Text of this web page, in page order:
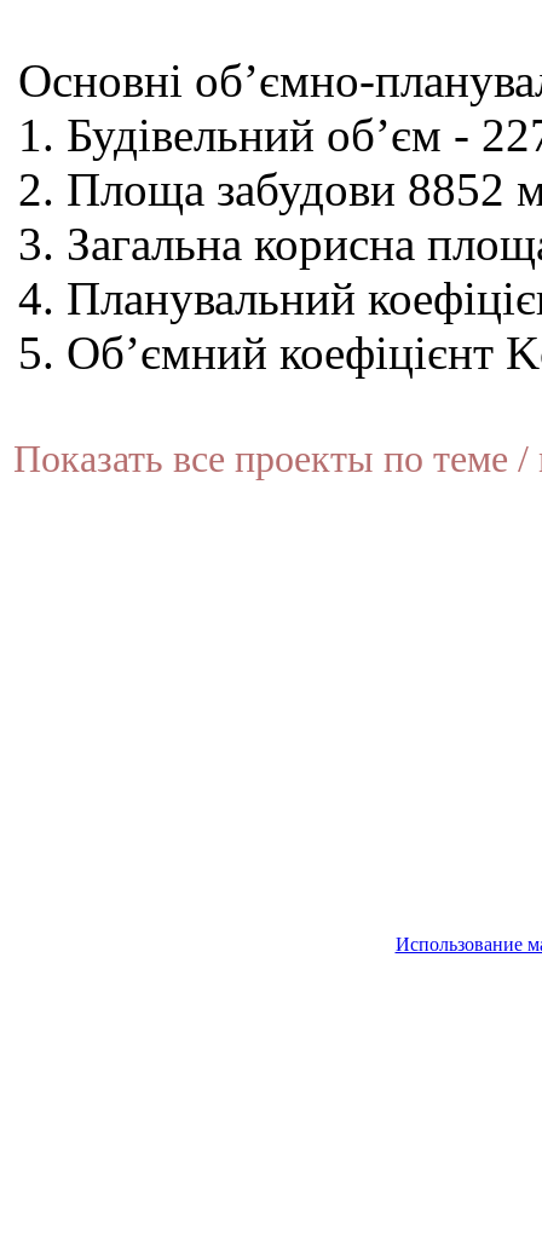
Основні об’ємно-
1. Будівельний об’єм -
2. Площа забудови 8852
3. Загальна корисна
4. Планувальний
5. Об’ємний коефіцієнт
Показать все проекты по теме /
Использование